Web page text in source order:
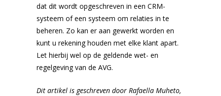
dat dit wordt opgeschreven in een CRM-
systeem of een systeem om relaties in te
beheren. Zo kan er aan gewerkt worden en
kunt u rekening houden met elke klant apart.
Let hierbij wel op de geldende wet- en
regelgeving van de AVG.
Dit artikel is geschreven door Rafaella Muheto,